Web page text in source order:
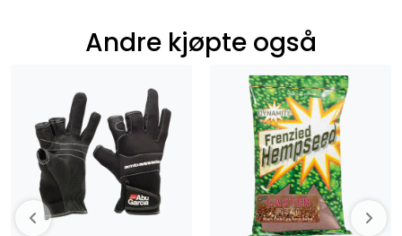
Andre kjøpte også